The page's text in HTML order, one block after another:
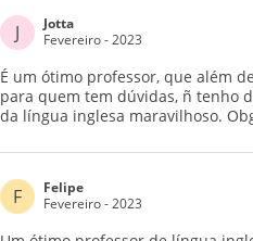
J
Jotta
Fevereiro - 2023
É um ótimo professor, que além
para quem tem dúvidas, ñ tenho
da língua inglesa maravilhoso.
F
Felipe
Fevereiro - 2023